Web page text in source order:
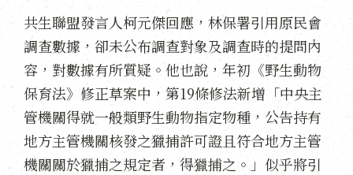
共生聯盟發言人柯元傑回應，林保署引用原民會
調查數據，卻未公布調查對象及調查時的提問內
容，對數據有所質疑。他也說，年初《野生動物
保育法》修正草案中，第19條修法新增「中央主
管機關得就一般類野生動物指定物種，公告持有
地方主管機關核發之獵捕許可證且符合地方主管
機關關於獵捕之規定者，得獵捕之。 」 似乎將引